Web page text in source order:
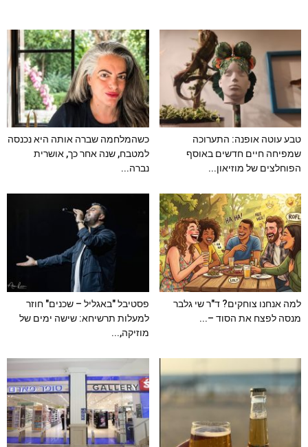
טבע עוטה אופנה: התערוכה
שמפיחה חיים חדשים באוסף
הפוחלצים של מוזיאון...
כשהמלחמה שברה אותה היא נכנסה
למטבח, שנה אחר כך, אושרית
נברה...
למה אנחנו צוחקים? ד"ר שי גלבר
מנסה לפצח את הסוד –...
פסטיבל "באגליל – שכנים" חוזר
למעלות תרשיחא: שישה ימים של
מוזיקה,...